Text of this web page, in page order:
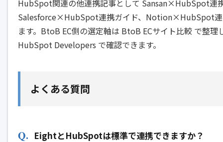
HubSpot関連の他連携記事として Sansan×HubSpot連
Salesforce×HubSpot連携ガイド、 Notion×HubSpot連
ます。BtoB EC側の選定軸は BtoB ECサイト比較 で整理
HubSpot Developers で確認できます。
よくある質問
EightとHubSpotは標準で連携できますか？